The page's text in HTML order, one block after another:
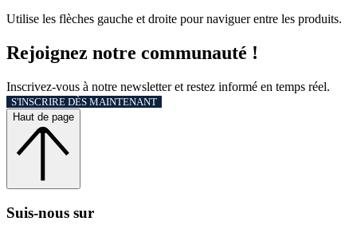
Utilise les flèches gauche et droite pour naviguer entre les produits.
Rejoignez notre communauté !
Inscrivez-vous à notre newsletter et restez informé en temps réel.
S'INSCRIRE DÈS MAINTENANT
Haut de page
Suis‑nous sur